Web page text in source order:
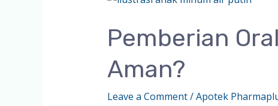
Pemberian
Aman?
Leave a Comment/Apotek